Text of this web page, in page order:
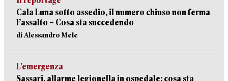
Cala Luna sotto assedio, il numero chiuso non ferma
l’assalto – Cosa sta succedendo
di Alessandro Mele
L’emergenza
Sassari, allarme legionella in ospedale: cosa sta